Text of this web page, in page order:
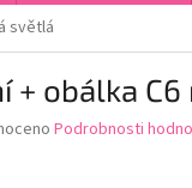
světlá
+ obálka
Podrobnosti